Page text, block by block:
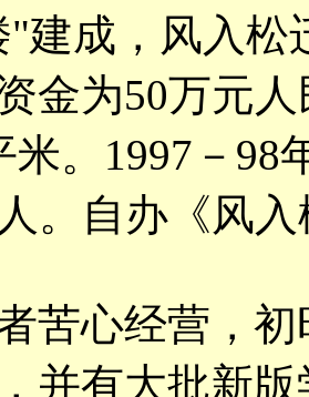
建成，风入松
金为50万元
米。1997－
。自办《风
心经营，初
并有大批新